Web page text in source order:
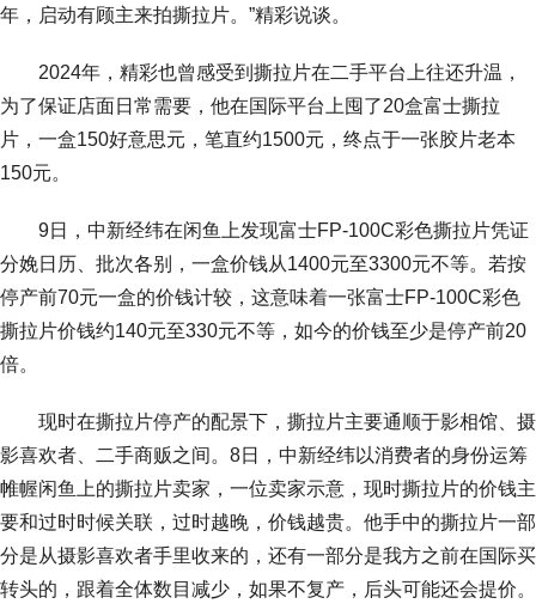
年，启动有顾主来拍撕拉片。”精彩说谈。
2024年，精彩也曾感受到撕拉片在二手平台上往还升温，
为了保证店面日常需要，他在国际平台上囤了20盒富士撕拉
片，一盒150好意思元，笔直约1500元，终点于一张胶片老本
150元。
9日，中新经纬在闲鱼上发现富士FP-100C彩色撕拉片凭证
分娩日历、批次各别，一盒价钱从1400元至3300元不等。若按
停产前70元一盒的价钱计较，这意味着一张富士FP-100C彩色
撕拉片价钱约140元至330元不等，如今的价钱至少是停产前20
倍。
现时在撕拉片停产的配景下，撕拉片主要通顺于影相馆、摄
影喜欢者、二手商贩之间。8日，中新经纬以消费者的身份运筹
帷幄闲鱼上的撕拉片卖家，一位卖家示意，现时撕拉片的价钱主
要和过时时候关联，过时越晚，价钱越贵。他手中的撕拉片一部
分是从摄影喜欢者手里收来的，还有一部分是我方之前在国际买
转头的，跟着全体数目减少，如果不复产，后头可能还会提价。